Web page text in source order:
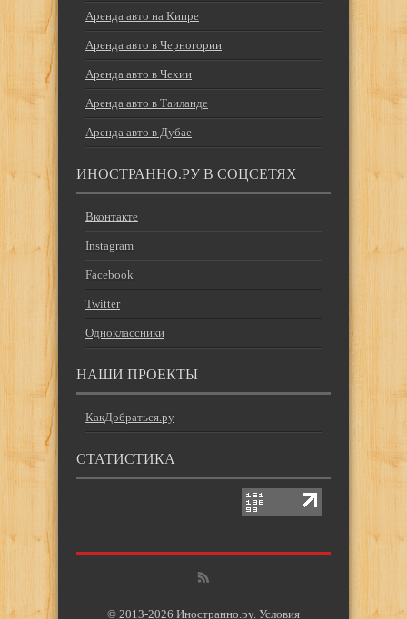
Аренда авто на Кипре
Аренда авто в Черногории
Аренда авто в Чехии
Аренда авто в Таиланде
Аренда авто в Дубае
ИНОСТРАННО.РУ В СОЦСЕТЯХ
Вконтакте
Instagram
Facebook
Twitter
Одноклассники
НАШИ ПРОЕКТЫ
КакДобраться.ру
СТАТИСТИКА
© 2013-2026 Иностранно.ру. Условия